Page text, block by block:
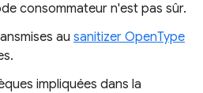
consommateur n'est pas sûr.
au sanitizer OpenType
impliquées dans la